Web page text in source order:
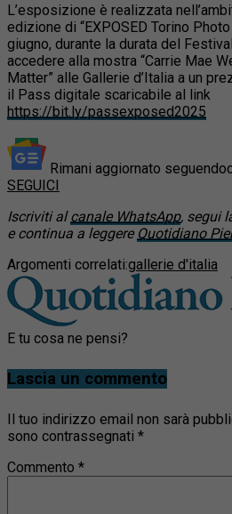
L’esposizione è realizzata
edizione di “EXPOSED Torino
giugno, durante la durata del
accedere alla mostra “Carrie Mae
Matter” alle Gallerie d’Italia a un
il Pass digitale scaricabile al link
https://bit.ly/passexposed2025
Rimani aggiornato
SEGUICI
Iscriviti alcanale WhatsApp, segui
e continua a leggere Quotidiano
Argomenti correlati:gallerie d'italia
E tu cosa ne pensi?
Lascia un commento
Il tuo indirizzo email non sarà
sono contrassegnati *
Commento *